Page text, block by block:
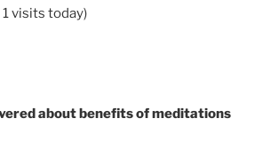
visits today)
about benefits of meditations